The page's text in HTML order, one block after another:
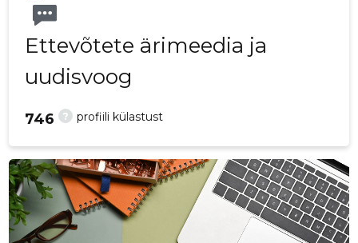
Ettevõtete ärimeedia ja
uudisvoog
? profiili külastust
746